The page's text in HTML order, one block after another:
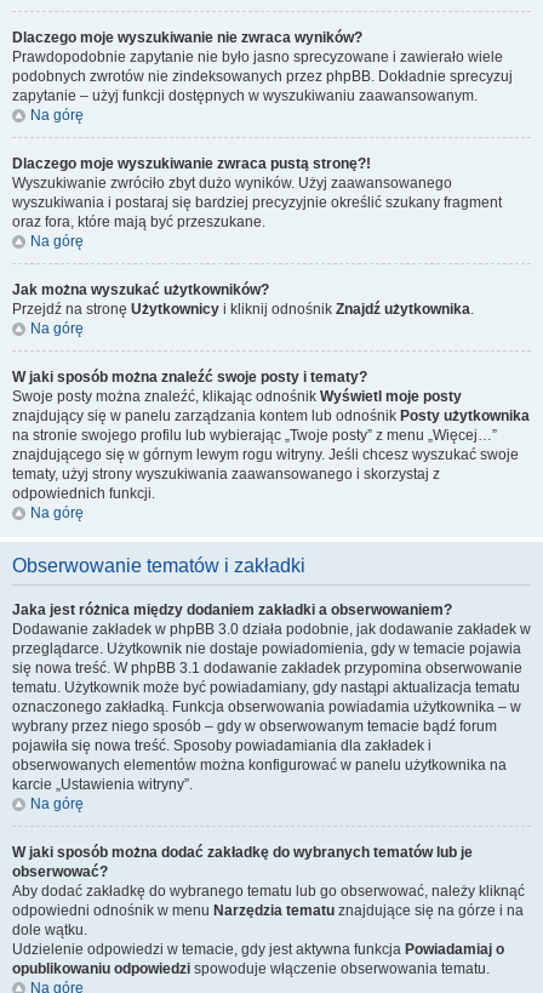
Dlaczego moje wyszukiwanie nie zwraca wyników?
Prawdopodobnie zapytanie nie było jasno sprecyzowane i zawierało wiele
podobnych zwrotów nie zindeksowanych przez phpBB. Dokładnie sprecyzuj
zapytanie – użyj funkcji dostępnych w wyszukiwaniu zaawansowanym.
Na górę
Dlaczego moje wyszukiwanie zwraca pustą stronę?!
Wyszukiwanie zwróciło zbyt dużo wyników. Użyj zaawansowanego
wyszukiwania i postaraj się bardziej precyzyjnie określić szukany fragment
oraz fora, które mają być przeszukane.
Na górę
Jak można wyszukać użytkowników?
Przejdź na stronę Użytkownicy i kliknij odnośnik Znajdź użytkownika.
Na górę
W jaki sposób można znaleźć swoje posty i tematy?
Swoje posty można znaleźć, klikając odnośnik Wyświetl moje posty
znajdujący się w panelu zarządzania kontem lub odnośnik Posty użytkownika
na stronie swojego profilu lub wybierając „Twoje posty” z menu „Więcej…”
znajdującego się w górnym lewym rogu witryny. Jeśli chcesz wyszukać swoje
tematy, użyj strony wyszukiwania zaawansowanego i skorzystaj z
odpowiednich funkcji.
Na górę
Obserwowanie tematów i zakładki
Jaka jest różnica między dodaniem zakładki a obserwowaniem?
Dodawanie zakładek w phpBB 3.0 działa podobnie, jak dodawanie zakładek w
przeglądarce. Użytkownik nie dostaje powiadomienia, gdy w temacie pojawia
się nowa treść. W phpBB 3.1 dodawanie zakładek przypomina obserwowanie
tematu. Użytkownik może być powiadamiany, gdy nastąpi aktualizacja tematu
oznaczonego zakładką. Funkcja obserwowania powiadamia użytkownika – w
wybrany przez niego sposób – gdy w obserwowanym temacie bądź forum
pojawiła się nowa treść. Sposoby powiadamiania dla zakładek i
obserwowanych elementów można konfigurować w panelu użytkownika na
karcie „Ustawienia witryny”.
Na górę
W jaki sposób można dodać zakładkę do wybranych tematów lub je
obserwować?
Aby dodać zakładkę do wybranego tematu lub go obserwować, należy kliknąć
odpowiedni odnośnik w menu Narzędzia tematu znajdujące się na górze i na
dole wątku.
Udzielenie odpowiedzi w temacie, gdy jest aktywna funkcja Powiadamiaj o
opublikowaniu odpowiedzi spowoduje włączenie obserwowania tematu.
Na górę